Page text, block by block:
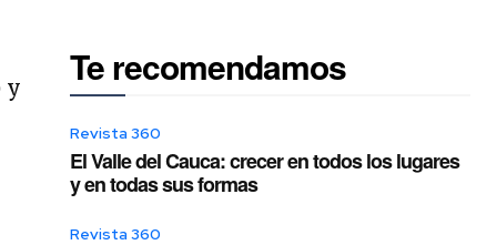
y Te recomendamos
Revista 360
El Valle del Cauca: crecer en todos los lugares
y en todas sus formas
Revista 360